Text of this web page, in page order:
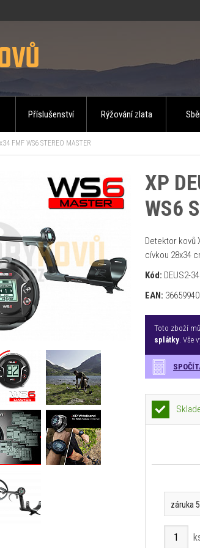
Příslušenství Rýžování zlata
FMF WS6 STEREO MASTER
XP
WS6
Detektor kovů
cívkou 28x34
Kód: DEUS2-
EAN:
Toto zboží
splátky. Vše
záruka